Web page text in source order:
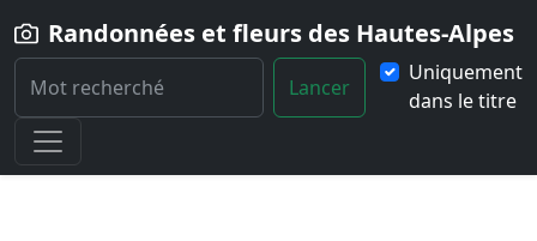
Randonnées et fleurs des Hautes-Alpes
Lancer
Uniquement
dans le titre
Home
Fleur Pinguicula-vulgaris